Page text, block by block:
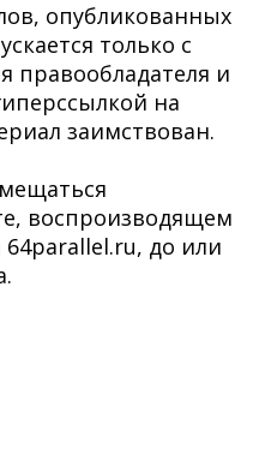
опубликованных
только с
правообладателя и
на
заимствован.
воспроизводящем
до или